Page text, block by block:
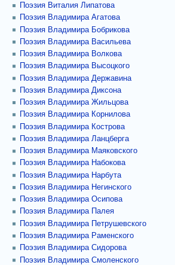
Поэзия Виталия Липатова
Поэзия Владимира Агатова
Поэзия Владимира Бобрикова
Поэзия Владимира Васильева
Поэзия Владимира Волкова
Поэзия Владимира Высоцкого
Поэзия Владимира Державина
Поэзия Владимира Диксона
Поэзия Владимира Жильцова
Поэзия Владимира Корнилова
Поэзия Владимира Кострова
Поэзия Владимира Ланцберга
Поэзия Владимира Маяковского
Поэзия Владимира Набокова
Поэзия Владимира Нарбута
Поэзия Владимира Негинского
Поэзия Владимира Осипова
Поэзия Владимира Палея
Поэзия Владимира Петрушевского
Поэзия Владимира Раменского
Поэзия Владимира Сидорова
Поэзия Владимира Смоленского